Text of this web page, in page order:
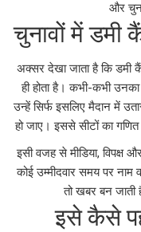
और
चुनावों में
अक्सर देखा जाता है कि डमी
ही होता है। कभी-कभी उनका
उन्हें सिर्फ इसलिए मैदान में
हो जाए। इससे सीटों का
इसी वजह से मीडिया, विपक्ष
कोई उम्मीदवार समय पर नाम
तो खबर बन
इसे कैसे